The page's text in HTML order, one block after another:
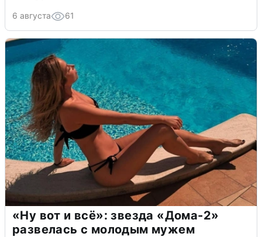
6 августа 61
«Ну вот и всё»: звезда «Дома-2»
развелась с молодым мужем